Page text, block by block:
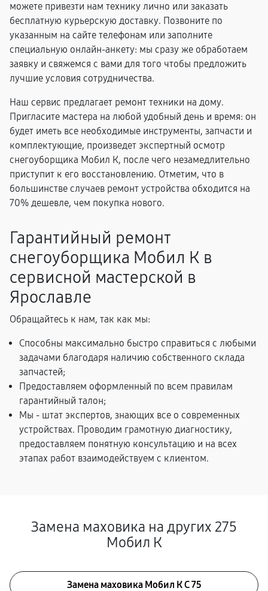
можете привезти нам технику лично или заказать
бесплатную курьерскую доставку. Позвоните по
указанным на сайте телефонам или заполните
специальную онлайн-анкету: мы сразу же обработаем
заявку и свяжемся с вами для того чтобы предложить
лучшие условия сотрудничества.
Наш сервис предлагает ремонт техники на дому.
Пригласите мастера на любой удобный день и время: он
будет иметь все необходимые инструменты, запчасти и
комплектующие, произведет экспертный осмотр
снегоуборщика Мобил К, после чего незамедлительно
приступит к его восстановлению. Отметим, что в
большинстве случаев ремонт устройства обходится на
70% дешевле, чем покупка нового.
Гарантийный ремонт
снегоуборщика Мобил К в
сервисной мастерской в
Ярославле
Обращайтесь к нам, так как мы:
Способны максимально быстро справиться с любыми
задачами благодаря наличию собственного склада
запчастей;
Предоставляем оформленный по всем правилам
гарантийный талон;
Мы - штат экспертов, знающих все о современных
устройствах. Проводим грамотную диагностику,
предоставляем понятную консультацию и на всех
этапах работ взаимодействуем с клиентом.
Замена маховика на других 275
Мобил К
Замена маховика Мобил К С 75